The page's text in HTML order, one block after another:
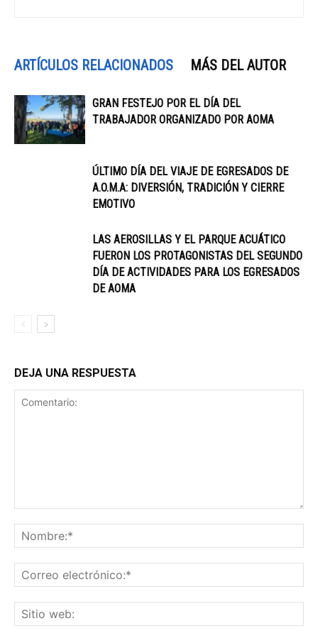
ARTÍCULOS RELACIONADOS MÁS DEL AUTOR
GRAN FESTEJO POR EL DÍA DEL
TRABAJADOR ORGANIZADO POR AOMA
ÚLTIMO DÍA DEL VIAJE DE EGRESADOS DE
A.O.M.A: DIVERSIÓN, TRADICIÓN Y CIERRE
EMOTIVO
LAS AEROSILLAS Y EL PARQUE ACUÁTICO
FUERON LOS PROTAGONISTAS DEL SEGUNDO
DÍA DE ACTIVIDADES PARA LOS EGRESADOS
DE AOMA
DEJA UNA RESPUESTA